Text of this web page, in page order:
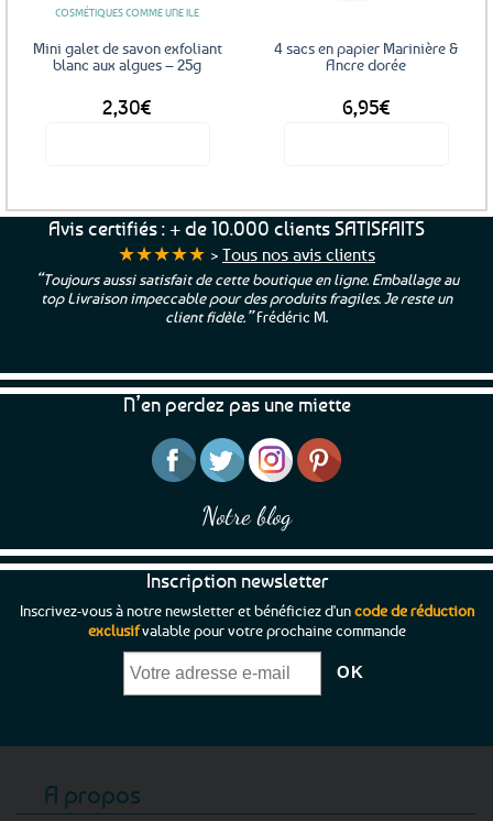
COSMÉTIQUES COMME UNE ILE
Mini galet de savon exfoliant
blanc aux algues – 25g
2,30€
4 sacs en papier Marinière &
Ancre dorée
6,95€
Avis certifiés : + de 10.000 clients SATISFAITS
★★★★★ > Tous nos avis clients
“Toujours aussi satisfait de cette boutique en ligne. Emballage au
top Livraison impeccable pour des produits fragiles. Je reste un
client fidèle.”Frédéric M.
N’en perdez pas une miette
Notre blog
Inscription newsletter
Inscrivez-vous à notre newsletter et bénéficiez d'uncode de réduction
exclusifvalable pour votre prochaine commande
A propos